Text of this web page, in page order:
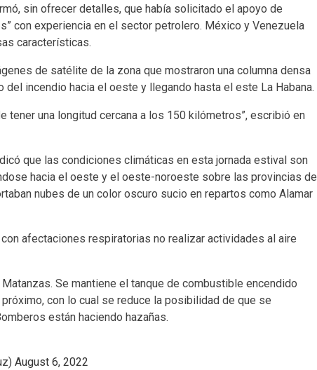
sin ofrecer detalles, que había solicitado el apoyo de
con experiencia en el sector petrolero. México y Venezuela
características.
de satélite de la zona que mostraron una columna densa
incendio hacia el oeste y llegando hasta el este La Habana.
tener una longitud cercana a los 150 kilómetros”, escribió en
que las condiciones climáticas en esta jornada estival son
hacia el oeste y el oeste-noroeste sobre las provincias de
nubes de un color oscuro sucio en repartos como Alamar
afectaciones respiratorias no realizar actividades al aire
Se mantiene el tanque de combustible encendido
con lo cual se reduce la posibilidad de que se
están haciendo hazañas.
August 6, 2022